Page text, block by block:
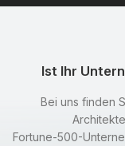
Ist Ihr
Bei uns finden
Fortune-500-